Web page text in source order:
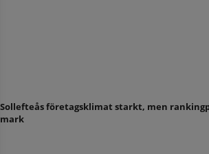
Sollefteås företagsklimat starkt, men
mark